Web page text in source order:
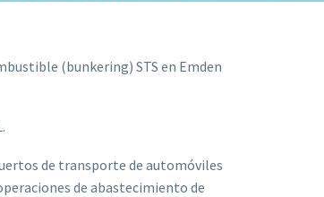
(bunkering) STS en Emden
de transporte de automóviles
de abastecimiento de